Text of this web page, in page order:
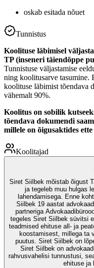
oskab esitada nõuet
Tunnistus
Koolituse läbimisel
TP (inseneri täiendõppe
Tunnistuse väljastamise
ning koolitusarve tasumine.
koolituse läbimist tõendava
vähemalt 90%.
Koolitus on sobilik
tõendava dokumendi
millele on õigusaktides
Koolitajad
Siret Siilbek mõistab õigust
ja tegeleb muu hulgas
lahendamisega. Enne
Siilbek 19 aastat
partneriga
tegeles Siret Siilbek süvitsi
teadmised ehituse all- ja
koostamisest, millega ta
puutus. Siret Siilbek on
Siret Siilbek on
rahvusvahelisi tunnustusi,
ehituse ja